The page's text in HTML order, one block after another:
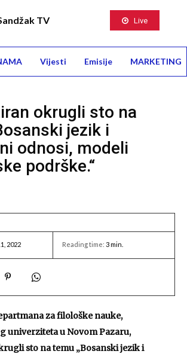
TV Live
Vijesti Emisije MARKETING
okrugli sto na
jezik i
odnosi, modeli
podrške.“
2022 Reading time: 3min.
za filološke nauke,
univerziteta u Novom Pazaru,
sto na temu „Bosanski jezik i